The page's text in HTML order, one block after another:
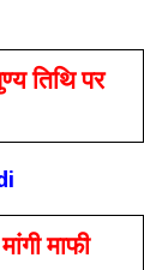
तिथि पर
माफी